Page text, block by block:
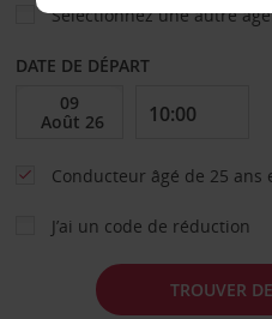
Sélectionnez une autre
DATE DE DÉPART
Conducteur âgé de 25 ans
J’ai un code de réduction
TROUVER